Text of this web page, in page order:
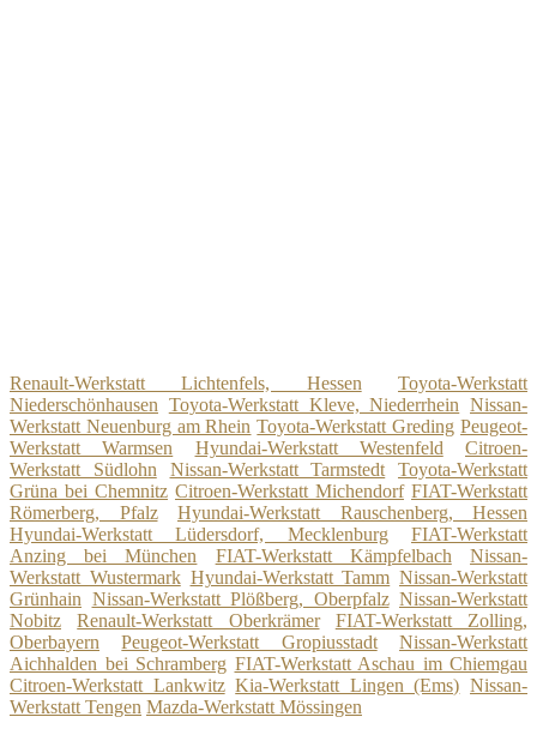
Renault-Werkstatt Lichtenfels, Hessen
Toyota-Werkstatt
Niederschönhausen Toyota-Werkstatt Kleve, Niederrhein Nissan-
Werkstatt Neuenburg am Rhein Toyota-Werkstatt Greding Peugeot-
Werkstatt Warmsen
Hyundai-Werkstatt Westenfeld
Citroen-
Werkstatt Südlohn
Nissan-Werkstatt Tarmstedt
Toyota-Werkstatt
Grüna bei Chemnitz Citroen-Werkstatt Michendorf FIAT-Werkstatt
Römerberg, Pfalz
Hyundai-Werkstatt Rauschenberg, Hessen
Hyundai-Werkstatt Lüdersdorf, Mecklenburg
FIAT-Werkstatt
Anzing bei München
FIAT-Werkstatt Kämpfelbach
Nissan-
Werkstatt Wustermark Hyundai-Werkstatt Tamm Nissan-Werkstatt
Grünhain Nissan-Werkstatt Plößberg, Oberpfalz Nissan-Werkstatt
Nobitz
Renault-Werkstatt Oberkrämer
FIAT-Werkstatt Zolling,
Oberbayern
Peugeot-Werkstatt Gropiusstadt
Nissan-Werkstatt
Aichhalden bei Schramberg FIAT-Werkstatt Aschau im Chiemgau
Citroen-Werkstatt Lankwitz Kia-Werkstatt Lingen (Ems) Nissan-
Werkstatt Tengen Mazda-Werkstatt Mössingen